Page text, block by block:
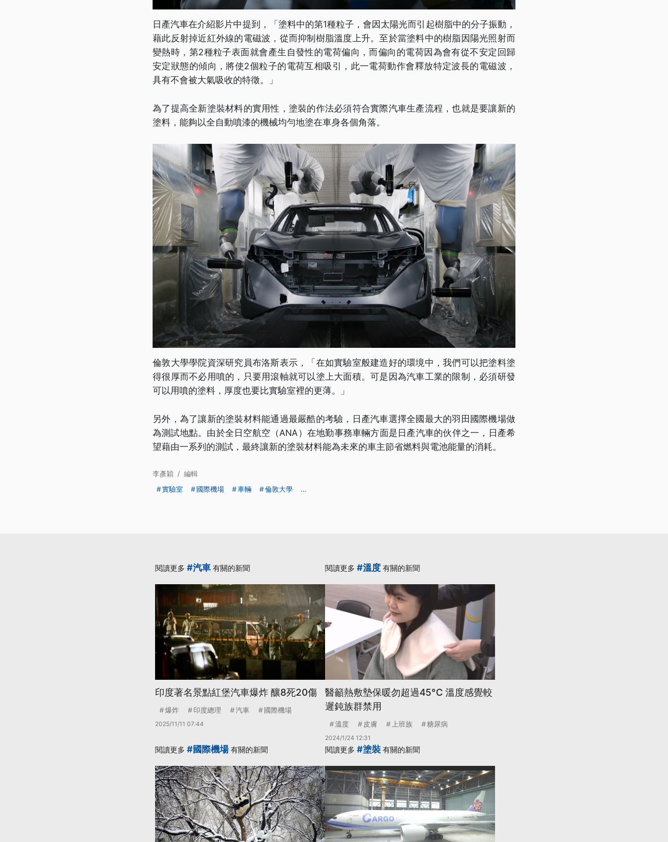
日產汽車在介紹影片中提到，「塗料中的第1種粒子，會因太陽光而引起樹脂中的分子振動，
藉此反射掉近紅外線的電磁波，從而抑制樹脂溫度上升。至於當塗料中的樹脂因陽光照射而
變熱時，第2種粒子表面就會產生自發性的電荷偏向，而偏向的電荷因為會有從不安定回歸
安定狀態的傾向，將使2個粒子的電荷互相吸引，此一電荷動作會釋放特定波長的電磁波，
具有不會被大氣吸收的特徵。」
為了提高全新塗裝材料的實用性，塗裝的作法必須符合實際汽車生產流程，也就是要讓新的
塗料，能夠以全自動噴漆的機械均勻地塗在車身各個角落。
倫敦大學學院資深研究員布洛斯表示，「在如實驗室般建造好的環境中，我們可以把塗料塗
得很厚而不必用噴的，只要用滾軸就可以塗上大面積。可是因為汽車工業的限制，必須研發
可以用噴的塗料，厚度也要比實驗室裡的更薄。」
另外，為了讓新的塗裝材料能通過最嚴酷的考驗，日產汽車選擇全國最大的羽田國際機場做
為測試地點。由於全日空航空（ANA）在地勤事務車輛方面是日產汽車的伙伴之一，日產希
望藉由一系列的測試，最終讓新的塗裝材料能為未來的車主節省燃料與電池能量的消耗。
李彥穎 / 編輯
實驗室
國際機場 車輛 倫敦大學 ...
閱讀更多 #汽車 有關的新聞
印度著名景點紅堡汽車爆炸 釀8死20傷
爆炸 印度總理 汽車 國際機場
2025/11/11 07:44
閱讀更多 #溫度 有關的新聞
醫籲熱敷墊保暖勿超過45°C 溫度感覺較
遲鈍族群禁用
溫度 皮膚 上班族 糖尿病
2024/1/24 12:31
閱讀更多 #國際機場有關的新聞 閱讀更多 #塗裝 有關的新聞